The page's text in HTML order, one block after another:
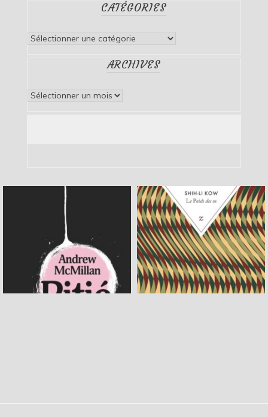
CATÉGORIES
Catégories
ARCHIVES
Archives